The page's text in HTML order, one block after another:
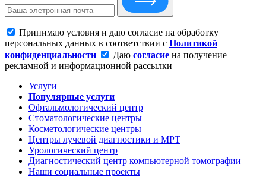
Принимаю условия и даю согласие на обработку
персональных данных в соответствии с Политикой
конфиденциальности
Даю согласие на получение
рекламной и информационной рассылки
Услуги
Популярные услуги
Офтальмологический центр
Стоматологические центры
Косметологические центры
Центры лучевой диагностики и МРТ
Урологический центр
Диагностический центр компьютерной томографии
Наши социальные проекты